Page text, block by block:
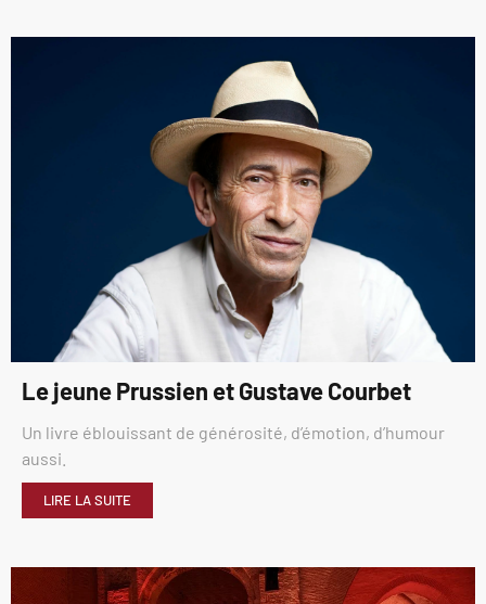
Le jeune Prussien et Gustave Courbet
Un livre éblouissant de générosité, d’émotion, d’humour
aussi.
LIRE LA SUITE